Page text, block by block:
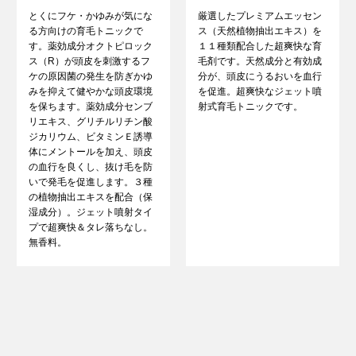
とくにフケ・かゆみが気にな
る方向けの育毛トニックで
す。薬効成分オクトピロック
ス（R）が頭皮を刺激するフ
ケの原因菌の発生を防ぎかゆ
みを抑えて健やかな頭皮環境
を保ちます。薬効成分センブ
リエキス、グリチルリチン酸
ジカリウム、ビタミンＥ誘導
体にメントールを加え、頭皮
の血行を良くし、抜け毛を防
いで発毛を促進します。３種
の植物抽出エキスを配合（保
湿成分）。ジェット噴射タイ
プで超爽快＆タレ落ちなし。
無香料。
厳選したプレミアムエッセン
ス（天然植物抽出エキス）を
１１種類配合した超爽快な育
毛剤です。天然成分と有効成
分が、頭皮にうるおいを血行
を促進。超爽快なジェット噴
射式育毛トニックです。